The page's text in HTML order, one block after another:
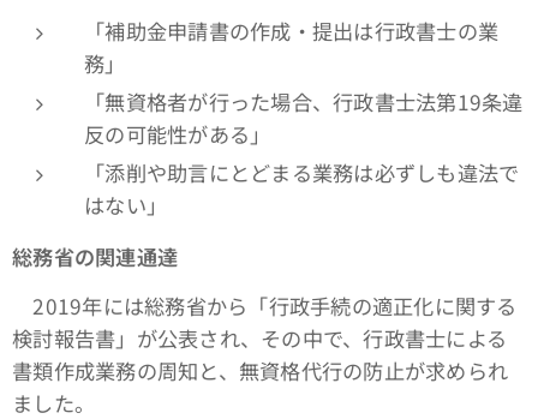
「補助金申請書の作成・提出は行政書士の業
務」
「無資格者が行った場合、行政書士法第19条違
反の可能性がある」
「添削や助言にとどまる業務は必ずしも違法で
はない」
総務省の関連通達
2019年には総務省から「行政手続の適正化に関する
検討報告書」が公表され、その中で、行政書士による
書類作成業務の周知と、無資格代行の防止が求められ
ました。